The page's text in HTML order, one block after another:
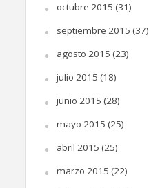
octubre 2015 (31)
septiembre 2015 (37)
agosto 2015 (23)
julio 2015 (18)
junio 2015 (28)
mayo 2015 (25)
abril 2015 (25)
marzo 2015 (22)